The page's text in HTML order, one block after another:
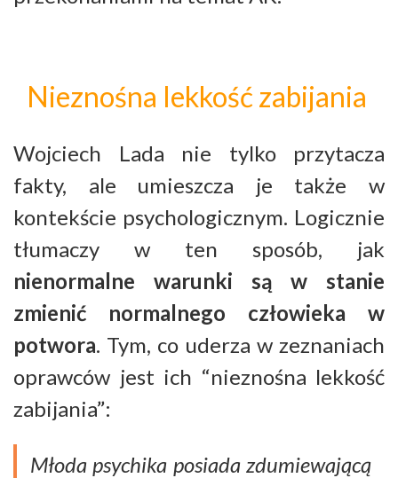
Nieznośna lekkość zabijania
Wojciech Lada nie tylko przytacza
fakty, ale umieszcza je także w
kontekście psychologicznym. Logicznie
tłumaczy w ten sposób, jak
nienormalne warunki są w stanie
zmienić normalnego człowieka w
potwora. Tym, co uderza w zeznaniach
oprawców jest ich “nieznośna lekkość
zabijania”:
Młoda psychika posiada zdumiewającą